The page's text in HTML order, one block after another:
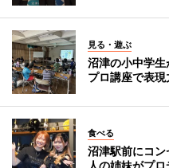
見る・遊ぶ
沼津の小中学
プロ講座で表現
食べる
沼津駅前にコ